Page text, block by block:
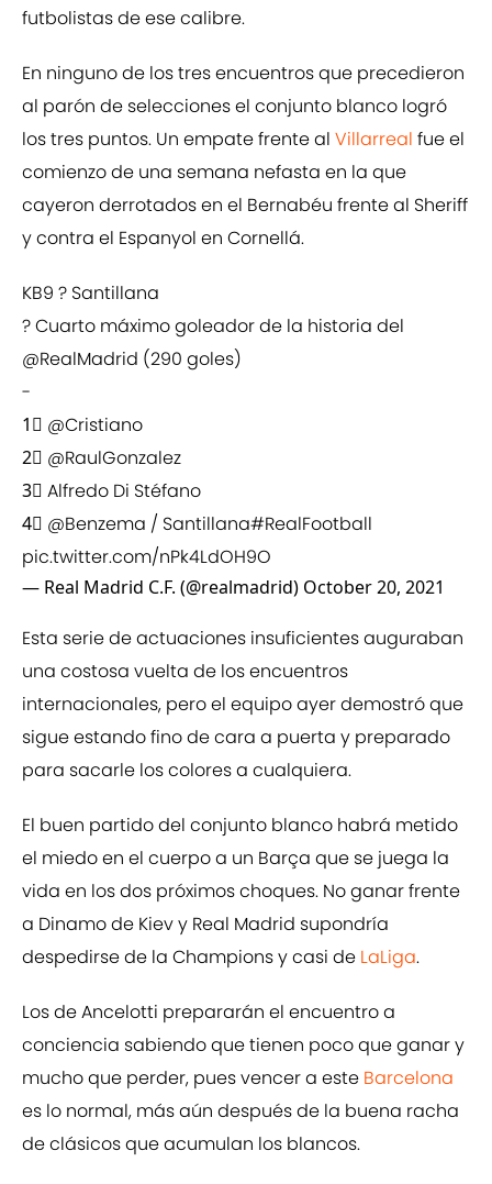
futbolistas de ese calibre.
En ninguno de los tres encuentros que precedieron
al parón de selecciones el conjunto blanco logró
los tres puntos. Un empate frente al Villarreal fue el
comienzo de una semana nefasta en la que
cayeron derrotados en el Bernabéu frente al Sheriff
y contra el Espanyol en Cornellá.
KB9 ? Santillana
? Cuarto máximo goleador de la historia del
@RealMadrid (290 goles)
-
1⃣ @Cristiano
2⃣ @RaulGonzalez
3⃣ Alfredo Di Stéfano
4⃣ @Benzema / Santillana#RealFootball
pic.twitter.com/nPk4LdOH9O
— Real Madrid C.F. (@realmadrid) October 20, 2021
Esta serie de actuaciones insuficientes auguraban
una costosa vuelta de los encuentros
internacionales, pero el equipo ayer demostró que
sigue estando fino de cara a puerta y preparado
para sacarle los colores a cualquiera.
El buen partido del conjunto blanco habrá metido
el miedo en el cuerpo a un Barça que se juega la
vida en los dos próximos choques. No ganar frente
a Dinamo de Kiev y Real Madrid supondría
despedirse de la Champions y casi de LaLiga.
Los de Ancelotti prepararán el encuentro a
conciencia sabiendo que tienen poco que ganar y
mucho que perder, pues vencer a este Barcelona
es lo normal, más aún después de la buena racha
de clásicos que acumulan los blancos.